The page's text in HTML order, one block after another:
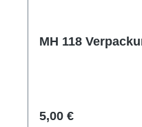
MH 118
Regulärer Preis:
5,00 €